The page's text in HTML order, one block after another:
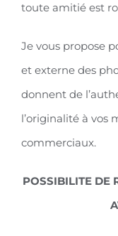
toute amitié est
Je vous propose
et externe des
donnent de
l’originalité à vos
commerciaux.
POSSIBILITE DE